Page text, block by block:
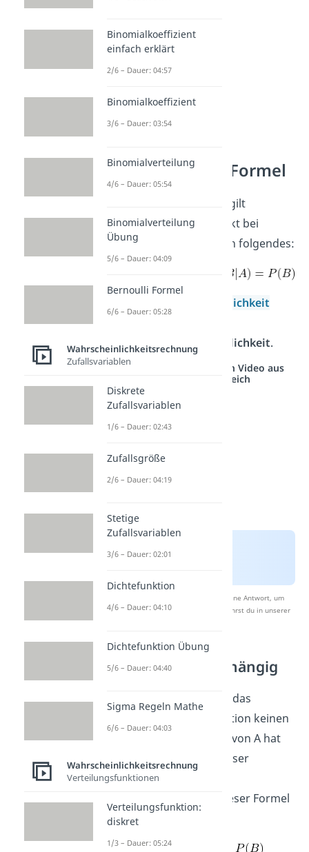
Unabhängigkeit Formel
Wie man erkennen kann, gilt
mathematisch ausgedrückt bei
unabhängigen Ereignissen folgendes:
bedingte Wahrscheinlichkeit
unbedingten Wahrscheinlichkeit.
Studyflix vernetzt: Hier ein Video aus
einem anderen Bereich
Nach Beantwortung speichern wir deine Antwort, um
Studyflix zu verbessern. Mehr dazu erfährst du in unserer
Stochastisch Unabhängig
Das ist ja auch logisch, da das
Eintreten von B per Definition keinen
Einfluss auf das Eintreten von A hat
und umgekehrt. Unter dieser
Voraussetzung kann die
Wahrscheinlichkeit mit dieser Formel
berechnet werden:
Binomialkoeffizient
einfach erklärt
2/6 – Dauer: 04:57
Binomialkoeffizient
3/6 – Dauer: 03:54
Binomialverteilung
4/6 – Dauer: 05:54
Binomialverteilung
Übung
5/6 – Dauer: 04:09
Bernoulli Formel
6/6 – Dauer: 05:28
Wahrscheinlichkeitsrechnung
Zufallsvariablen
Diskrete
Zufallsvariablen
1/6 – Dauer: 02:43
Zufallsgröße
2/6 – Dauer: 04:19
Stetige
Zufallsvariablen
3/6 – Dauer: 02:01
Dichtefunktion
4/6 – Dauer: 04:10
Dichtefunktion Übung
5/6 – Dauer: 04:40
Sigma Regeln Mathe
6/6 – Dauer: 04:03
Wahrscheinlichkeitsrechnung
Verteilungsfunktionen
Verteilungsfunktion:
diskret
1/3 – Dauer: 05:24